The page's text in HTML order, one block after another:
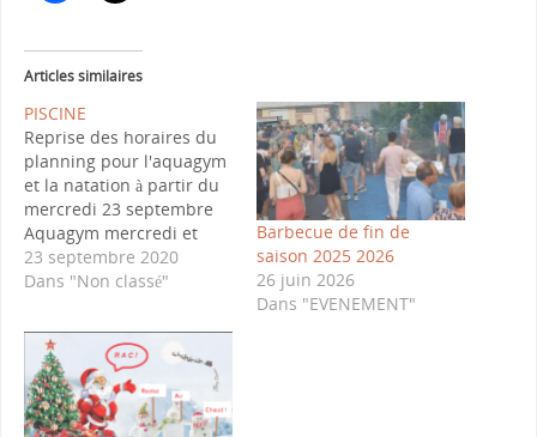
Articles similaires
PISCINE
Reprise des horaires du
planning pour l'aquagym
et la natation à partir du
mercredi 23 septembre
Aquagym mercredi et
jeudi de 20h00 à 20h45
Natation mercredi de
de 12h00 à 13h00 On
conserve le protocole
validé en Juin dernier. On
demande le port du
masque en…
23 septembre 2020
Dans "Non classé"
Barbecue de fin de
saison 2025 2026
26 juin 2026
Dans "EVENEMENT"